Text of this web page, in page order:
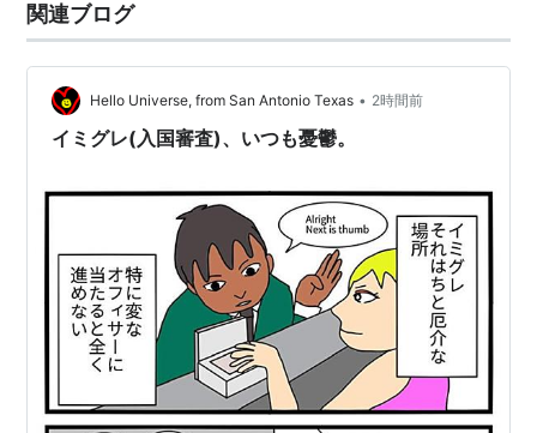
関連ブログ
Hello Universe, from San Antonio Texas • 2時間前
イミグレ(入国審査)、いつも憂鬱。